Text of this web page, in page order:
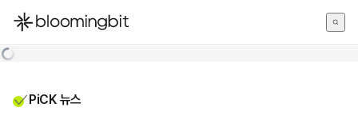
한국어
PiCK 뉴스